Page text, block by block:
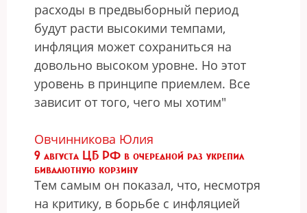
расходы в предвыборный период
будут расти высокими темпами,
инфляция может сохраниться на
довольно высоком уровне. Но этот
уровень в принципе приемлем. Все
зависит от того, чего мы хотим"
Овчинникова Юлия
9 августа ЦБ РФ в очередной раз укрепил
бивалютную корзину
Тем самым он показал, что, несмотря
на критику, в борьбе с инфляцией